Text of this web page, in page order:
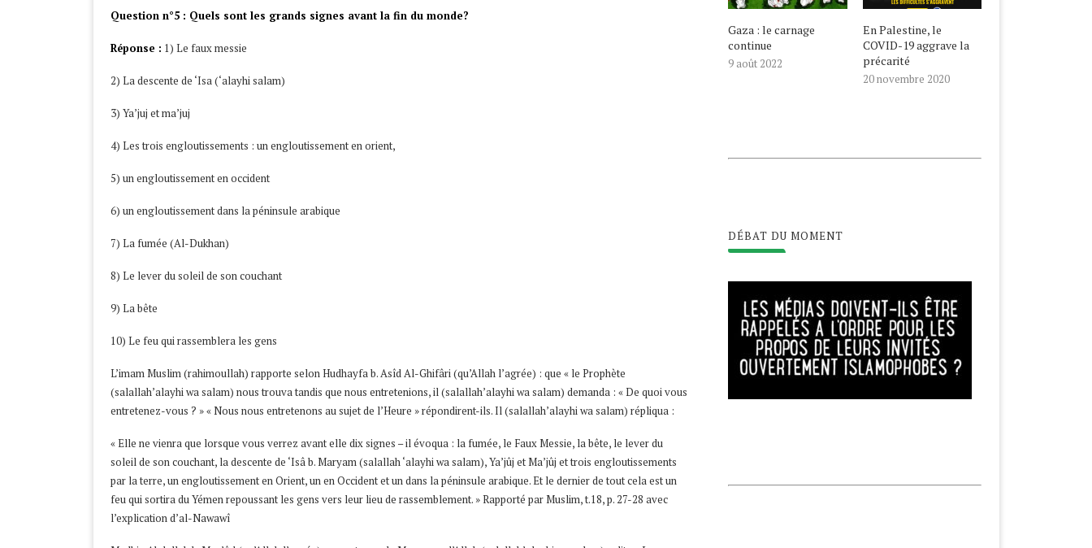
Question n°5 : Quels sont les grands signes avant la fin du monde?
Réponse : 1) Le faux messie
2) La descente de ‘Isa (‘alayhi salam)
3) Ya’juj et ma’juj
4) Les trois engloutissements : un engloutissement en orient,
5) un engloutissement en occident
6) un engloutissement dans la péninsule arabique
7) La fumée (Al-Dukhan)
8) Le lever du soleil de son couchant
9) La bête
10) Le feu qui rassemblera les gens
L’imam Muslim (rahimoullah) rapporte selon Hudhayfa b. Asîd Al-Ghifâri (qu’Allah l’agrée) : que « le Prophète
(salallah’alayhi wa salam) nous trouva tandis que nous entretenions, il (salallah’alayhi wa salam) demanda : « De quoi vous
entretenez-vous ? » « Nous nous entretenons au sujet de l’Heure » répondirent-ils. Il (salallah’alayhi wa salam) répliqua :
« Elle ne vienra que lorsque vous verrez avant elle dix signes – il évoqua : la fumée, le Faux Messie, la bête, le lever du
soleil de son couchant, la descente de ‘Isâ b. Maryam (salallah ‘alayhi wa salam), Ya’jûj et Ma’jûj et trois engloutissements
par la terre, un engloutissement en Orient, un en Occident et un dans la péninsule arabique. Et le dernier de tout cela est un
feu qui sortira du Yémen repoussant les gens vers leur lieu de rassemblement. » Rapporté par Muslim, t.18, p. 27-28 avec
l’explication d’al-Nawawî
Gaza : le carnage
continue
9 août 2022
En Palestine, le
COVID-19 aggrave la
précarité
20 novembre 2020
DÉBAT DU MOMENT